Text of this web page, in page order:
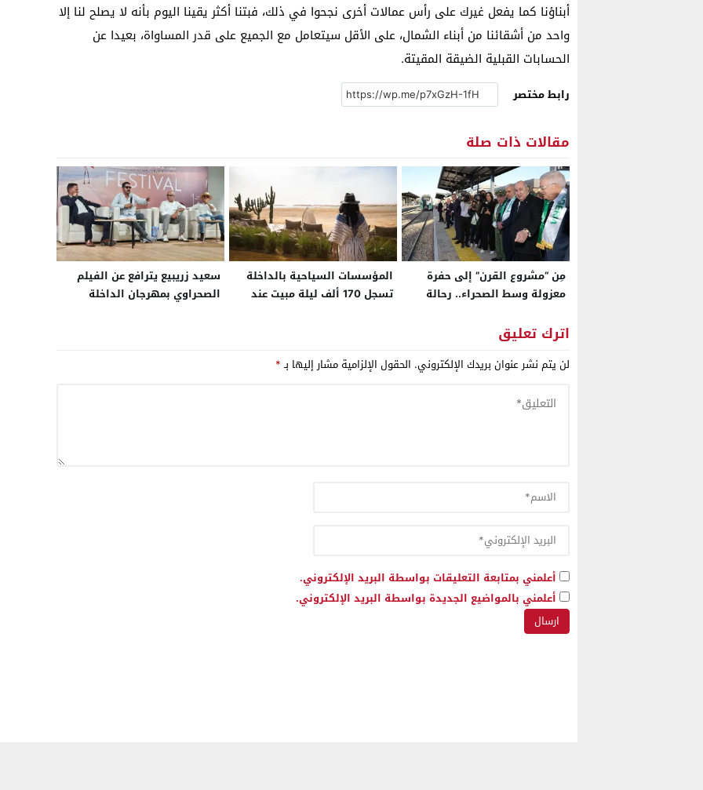
أبناؤنا كما يفعل غيرك على رأس عمالات أخرى نجحوا في ذلك، فبتنا أكثر يقينا اليوم بأنه لا يصلح لنا إلا
واحد من أشقائنا من أبناء الشمال، على الأقل سيتعامل مع الجميع على قدر المساواة، بعيدا عن
الحسابات القبلية الضيقة المقيتة.
رابط مختصر
مقالات ذات صلة
مِن “مشروع القرن” إلى حفرة
معزولة وسط الصحراء.. رحالة
الذي قدمه تبون وشنقريحة
للجزائريين كـ”ثورة اقتصادية”
المؤسسات السياحية بالداخلة
تسجل 170 ألف ليلة مبيت عند
سعيد زريبيع يترافع عن الفيلم
الصحراوي بمهرجان الداخلة
اترك تعليق
لن يتم نشر عنوان بريدك الإلكتروني. الحقول الإلزامية مشار إليها بـ*
أعلمني بمتابعة التعليقات بواسطة البريد الإلكتروني.
أعلمني بالمواضيع الجديدة بواسطة البريد الإلكتروني.